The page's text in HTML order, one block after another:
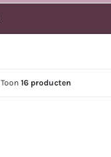
Toon16 producten